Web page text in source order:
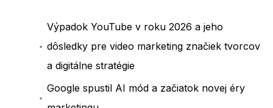
Výpadok YouTube v roku 2026 a jeho
dôsledky pre video marketing značiek tvorcov
a digitálne stratégie
Google spustil AI mód a začiatok novej éry